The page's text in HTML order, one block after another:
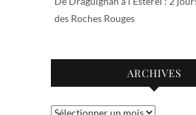
des Roches Rouges
ARCHIVES
Archives